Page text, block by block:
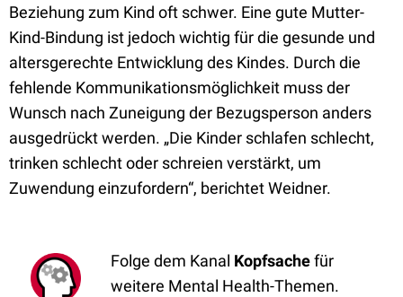
Beziehung zum Kind oft schwer. Eine gute Mutter-
Kind-Bindung ist jedoch wichtig für die gesunde und
altersgerechte Entwicklung des Kindes. Durch die
fehlende Kommunikationsmöglichkeit muss der
Wunsch nach Zuneigung der Bezugsperson anders
ausgedrückt werden. „Die Kinder schlafen schlecht,
trinken schlecht oder schreien verstärkt, um
Zuwendung einzufordern“, berichtet Weidner.
Folge dem Kanal Kopfsachefür
weitere Mental Health-Themen.